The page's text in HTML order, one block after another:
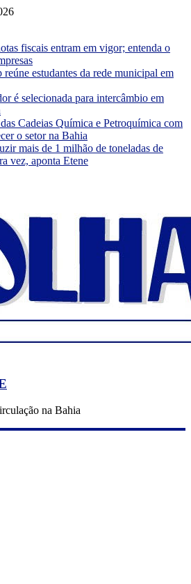
fiscais entram em vigor; entenda o
estudantes da rede municipal em
é selecionada para intercâmbio em
Cadeias Química e Petroquímica com
o setor na Bahia
mais de 1 milhão de toneladas de
vez, aponta Etene
na Bahia